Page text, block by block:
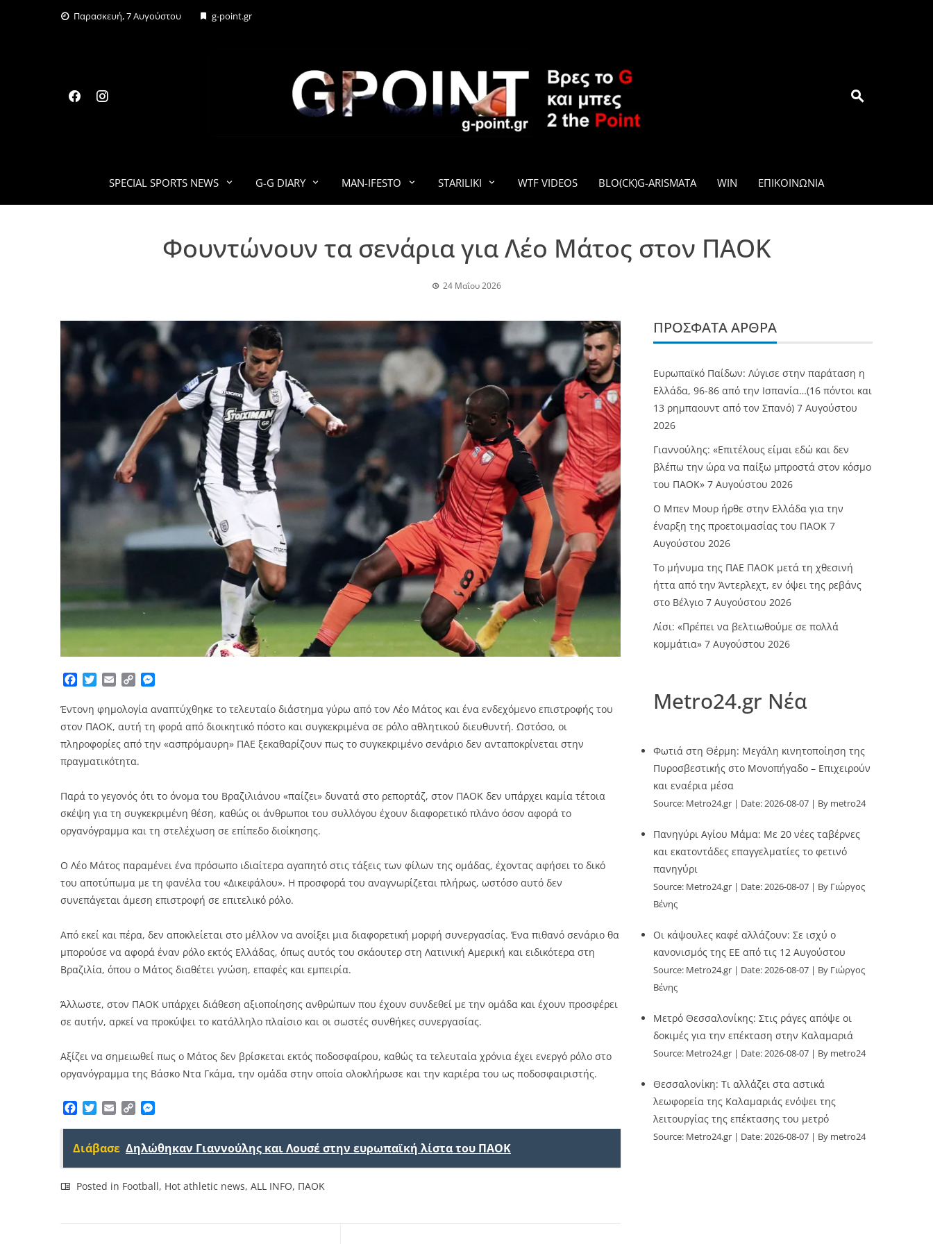
Παρασκευή, 7 Αυγούστου g-point.gr
G-POINT.GR
SPECIAL SPORTS NEWS G-G DIARY MAN-IFESTO STARILIKI WTF VIDEOS BLO(CK)G-ARISMATA WIN ΕΠΙΚΟΙΝΩΝΊΑ
Φουντώνουν τα σενάρια για Λέο Μάτος στον ΠΑΟΚ
24 Μαΐου 2026
Facebook
TwitterEmailCopy
Έντονη φημολογία αναπτύχθηκε το τελευταίο διάστημα γύρω από τον Λέο Μάτος και ένα ενδεχόμενο επιστροφής του
στον ΠΑΟΚ, αυτή τη φορά από διοικητικό πόστο και συγκεκριμένα σε ρόλο αθλητικού διευθυντή. Ωστόσο, οι
πληροφορίες από την «ασπρόμαυρη» ΠΑΕ ξεκαθαρίζουν πως το συγκεκριμένο σενάριο δεν ανταποκρίνεται στην
πραγματικότητα.
Παρά το γεγονός ότι το όνομα του Βραζιλιάνου «παίζει» δυνατά στο ρεπορτάζ, στον ΠΑΟΚ δεν υπάρχει καμία τέτοια
σκέψη για τη συγκεκριμένη θέση, καθώς οι άνθρωποι του συλλόγου έχουν διαφορετικό πλάνο όσον αφορά το
οργανόγραμμα και τη στελέχωση σε επίπεδο διοίκησης.
Ο Λέο Μάτος παραμένει ένα πρόσωπο ιδιαίτερα αγαπητό στις τάξεις των φίλων της ομάδας, έχοντας αφήσει το δικό
του αποτύπωμα με τη φανέλα του «Δικεφάλου». Η προσφορά του αναγνωρίζεται πλήρως, ωστόσο αυτό δεν
συνεπάγεται άμεση επιστροφή σε επιτελικό ρόλο.
Από εκεί και πέρα, δεν αποκλείεται στο μέλλον να ανοίξει μια διαφορετική μορφή συνεργασίας. Ένα πιθανό σενάριο θα
μπορούσε να αφορά έναν ρόλο εκτός Ελλάδας, όπως αυτός του σκάουτερ στη Λατινική Αμερική και ειδικότερα στη
Βραζιλία, όπου ο Μάτος διαθέτει γνώση, επαφές και εμπειρία.
Άλλωστε, στον ΠΑΟΚ υπάρχει διάθεση αξιοποίησης ανθρώπων που έχουν συνδεθεί με την ομάδα και έχουν προσφέρει
σε αυτήν, αρκεί να προκύψει το κατάλληλο πλαίσιο και οι σωστές συνθήκες συνεργασίας.
Αξίζει να σημειωθεί πως ο Μάτος δεν βρίσκεται εκτός ποδοσφαίρου, καθώς τα τελευταία χρόνια έχει ενεργό ρόλο στο
οργανόγραμμα της Βάσκο Ντα Γκάμα, την ομάδα στην οποία ολοκλήρωσε και την καριέρα του ως ποδοσφαιριστής.
Facebook
TwitterEmailCopy
Διάβασε Δηλώθηκαν Γιαννούλης και Λουσέ στην ευρωπαϊκή λίστα του ΠΑΟΚ
Posted in Football, Hot athletic news, ALL INFO, ΠΑΟΚ
ΠΡΌΣΦΑΤΑ ΆΡΘΡΑ
Ευρωπαϊκό Παίδων: Λύγισε στην παράταση η
Ελλάδα, 96-86 από την Ισπανία…(16 πόντοι και
13 ρημπαουντ από τον Σπανό) 7 Αυγούστου
2026
Γιαννούλης: «Επιτέλους είμαι εδώ και δεν
βλέπω την ώρα να παίξω μπροστά στον κόσμο
του ΠΑΟΚ» 7 Αυγούστου 2026
O Mπεν Μουρ ήρθε στην Ελλάδα για την
έναρξη της προετοιμασίας του ΠΑΟΚ 7
Αυγούστου 2026
Το μήνυμα της ΠΑΕ ΠΑΟΚ μετά τη χθεσινή
ήττα από την Άντερλεχτ, εν όψει της ρεβάνς
στο Βέλγιο 7 Αυγούστου 2026
Λίσι: «Πρέπει να βελτιωθούμε σε πολλά
κομμάτια» 7 Αυγούστου 2026
Metro24.gr Νέα
Φωτιά στη Θέρμη: Μεγάλη κινητοποίηση της
Πυροσβεστικής στο Μονοπήγαδο – Επιχειρούν
και εναέρια μέσα
Source: Metro24.gr Date: 2026-08-07 By metro24
Πανηγύρι Αγίου Μάμα: Με 20 νέες ταβέρνες
και εκατοντάδες επαγγελματίες το φετινό
πανηγύρι
Source: Metro24.gr Date: 2026-08-07
By Γιώργος
Βένης
Οι κάψουλες καφέ αλλάζουν: Σε ισχύ ο
κανονισμός της ΕΕ από τις 12 Αυγούστου
Source: Metro24.gr Date: 2026-08-07
By Γιώργος
Βένης
Μετρό Θεσσαλονίκης: Στις ράγες απόψε οι
δοκιμές για την επέκταση στην Καλαμαριά
Source: Metro24.gr Date: 2026-08-07 By metro24
Θεσσαλονίκη: Τι αλλάζει στα αστικά
λεωφορεία της Καλαμαριάς ενόψει της
λειτουργίας της επέκτασης του μετρό
Source: Metro24.gr Date: 2026-08-07 By metro24